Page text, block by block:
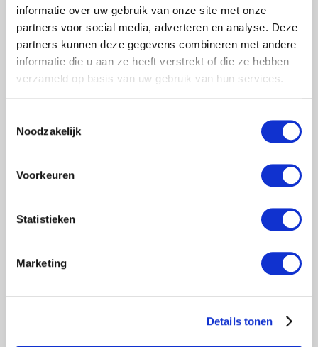
informatie over uw gebruik van onze site met onze
partners voor social media, adverteren en analyse. Deze
partners kunnen deze gegevens combineren met andere
informatie die u aan ze heeft verstrekt of die ze hebben
verzameld op basis van uw gebruik van hun services.
Noodzakelijk
Voorkeuren
Statistieken
Marketing
Details tonen
SGS DAKRANDBEVEILIGING
COMPLETE SET 12M HELLEND
DAK